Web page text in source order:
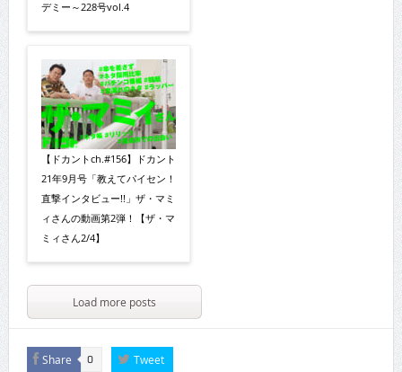
デミー～228号vol.4
【ドカントch.#156】ドカント
21年9月号「教えてパイセン！
直撃インタビュー!!」ザ・マミ
ィさんの動画第2弾！【ザ・マ
ミィさん2/4】
Load more posts
Share 0 Tweet